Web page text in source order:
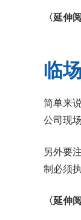
〈延伸
临
简单来
公司现
另外要
制必须
〈延伸